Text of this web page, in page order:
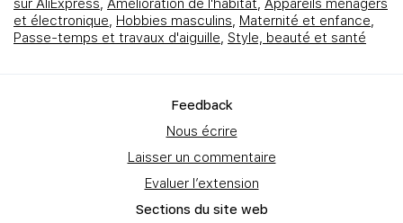
sur AliExpress, Amélioration de l'habitat, Appareils ménagers
et électronique, Hobbies masculins, Maternité et enfance,
Passe-temps et travaux d'aiguille, Style, beauté et santé
Feedbаck
Nous écrire
Laisser un commentaire
Evaluer l’extension
Sections du site web